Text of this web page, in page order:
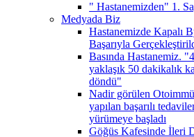
" Hastanemizden" 1.
Medyada Biz
Hastanemizde Kapalı
Başarıyla
Basında Hastanemiz.
yaklaşık 50 dakikalık
döndü"
Nadir görülen
yapılan başarılı
yürümeye başladı
Göğüs Kafesinde İleri